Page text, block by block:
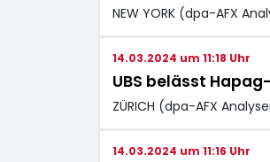
NEW YORK (dpa-AFX
14.03.2024 um 11:18 Uhr
UBS belässt
ZÜRICH (dpa-AFX
14.03.2024 um 11:16 Uhr